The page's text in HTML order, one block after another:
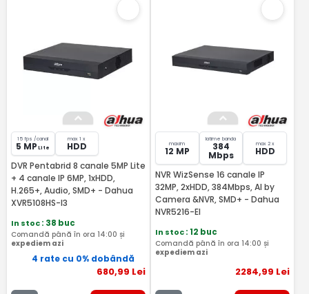
15 fps /canal
5 MP Lite
max 1 x
HDD
DVR Pentabrid 8 canale 5MP Lite
+ 4 canale IP 6MP, 1xHDD,
H.265+, Audio, SMD+ - Dahua
XVR5108HS-I3
In stoc: 38 buc
Comandă până în ora 14:00 și
expediem azi
4 rate cu 0% dobândă
680,99 Lei
maxim
12 MP
latime banda
384
Mbps
max 2 x
HDD
NVR WizSense 16 canale IP
32MP, 2xHDD, 384Mbps, AI by
Camera &NVR, SMD+ - Dahua
NVR5216-EI
In stoc: 12 buc
Comandă până în ora 14:00 și
expediem azi
2284,99 Lei